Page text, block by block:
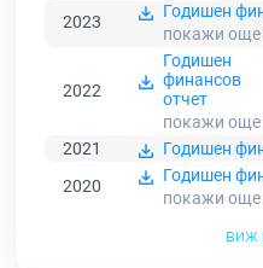
2023
Годишен
покажи още
2022
Годишен
финансов
отчет
покажи още
2021
Годишен
2020
Годишен
покажи още
виж